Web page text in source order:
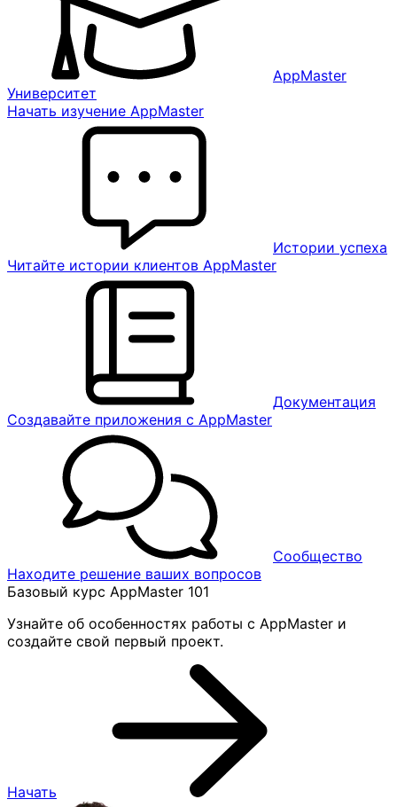
AppMaster
Университет
Начать изучение AppMaster
Истории успеха
Читайте истории клиентов AppMaster
Документация
Создавайте приложения с AppMaster
Сообщество
Находите решение ваших вопросов
Базовый курс AppMaster 101
Узнайте об особенностях работы с AppMaster и
создайте свой первый проект.
Начать